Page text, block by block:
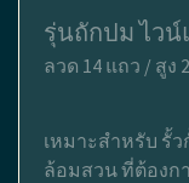
รุ่นถักปม ไวน์
ลวด 14 แถว / สูง
เหมาะสำหรับ รั้
ล้อมสวน ที่ต้องก